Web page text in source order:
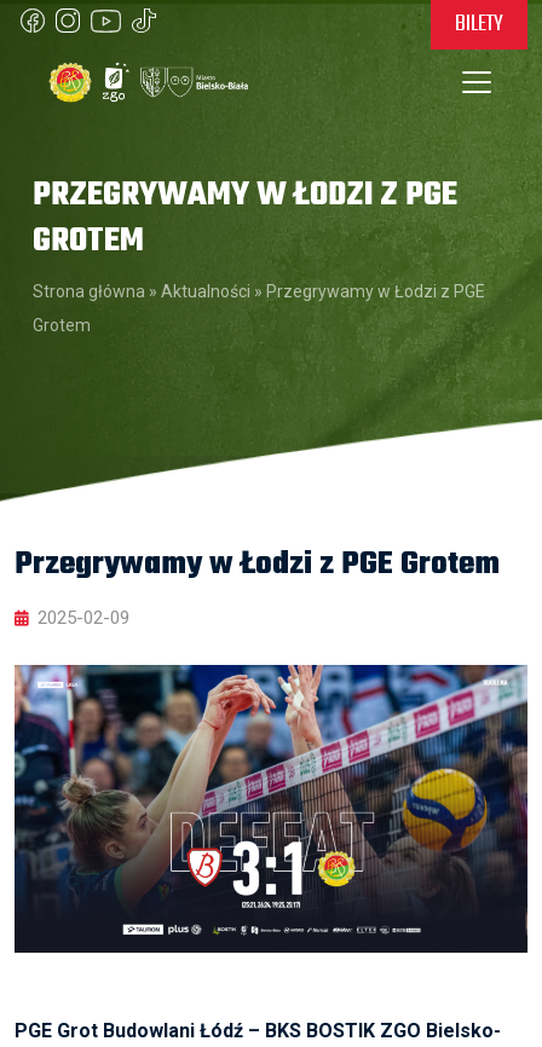
BILETY
PRZEGRYWAMY W ŁODZI Z PGE
GROTEM
Strona główna » Aktualności » Przegrywamy w Łodzi z PGE
Grotem
Przegrywamy w Łodzi z PGE Grotem
2025-02-09
PGE Grot Budowlani Łódź – BKS BOSTIK ZGO Bielsko-